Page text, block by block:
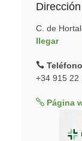
Dirección
C. de
llegar
Teléfono
+34 915 22
Página